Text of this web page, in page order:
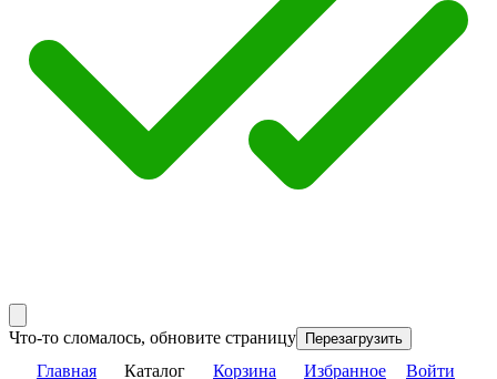
Что-то сломалось, обновите страницу Перезагрузить
Главная Каталог Корзина Избранное Войти